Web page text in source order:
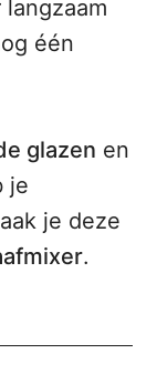
één
glazen en
je
je deze
.